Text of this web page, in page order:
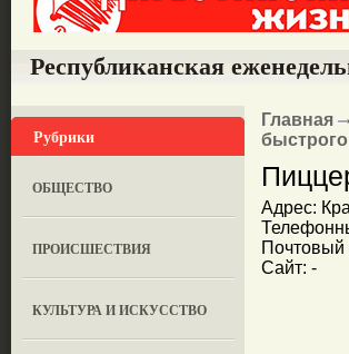
Республиканская
Рубрики
ОБЩЕСТВО
ПРОИСШЕСТВИЯ
КУЛЬТУРА И ИСКУССТВО
Главная
Адрес:
Почтовый
Сайт: -